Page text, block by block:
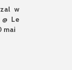
w
Le
mai